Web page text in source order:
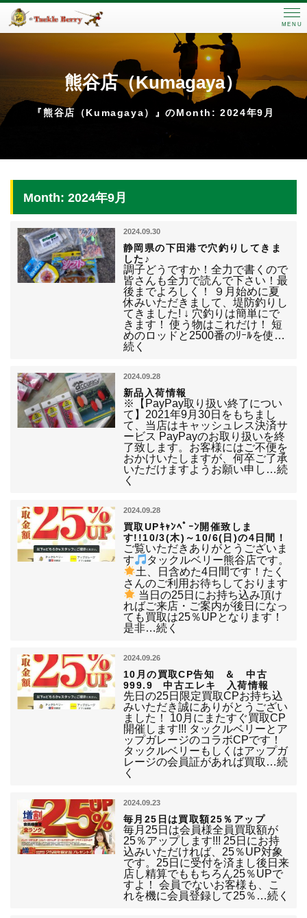
MENU
熊谷店（Kumagaya）
『熊谷店（Kumagaya）』のMonth: 2024年9月
Month: 2024年9月
2024.09.30
静岡県の下田港で穴釣りしてきま
した♪
調子どうですか！全力で書くので
皆さんも全力で読んで下さい！最
後までよろしく！ ９月始めに夏
休みいただきまして、堤防釣りし
てきました! ↓ 穴釣りは簡単にで
きます！ 使う物はこれだけ！ 短
めのロッドと2500番のﾘｰﾙを使…
続く
2024.09.28
新品入荷情報
※【PayPay取り扱い終了につい
て】2021年9月30日をもちまし
て、当店はキャッシュレス決済サ
ービス PayPayのお取り扱いを終
了致します。お客様にはご不便を
おかけいたしますが、何卒ご了承
いただけますようお願い申し…続
く
2024.09.28
買取UPｷｬﾝﾍﾟｰﾝ開催致しま
す!!10/3(木)～10/6(日)の4日間！
ご覧いただきありがとうございま
す
タックルベリー熊谷店です。
土、日含めた4日間です！たく
さんのご利用お待ちしております
当日の25日にお持ち込み頂け
ればご来店・ご案内が後日になっ
ても買取は25％UPとなります！
是非…続く
2024.09.26
10月の買取CP告知 ＆ 中古
999.9 中古エレキ 入荷情報
先日の25日限定買取CPお持ち込
みいただき誠にありがとうござい
ました！ 10月にまたすぐ買取CP
開催します!!! タックルベリーとア
ップガレージのコラボCPです！
タックルベリーもしくはアップガ
レージの会員証があれば買取…続
く
2024.09.23
毎月25日は買取額25％アップ
毎月25日は会員様全員買取額が
25％アップします!!! 25日にお持
込みいただければ、25％UP対象
です。25日に受付を済まし後日来
店し精算でももちろん25％UPで
すよ！ 会員でないお客様も、こ
れを機に会員登録して25％…続く